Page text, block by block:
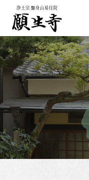
浄土宗 槃舟山易往院